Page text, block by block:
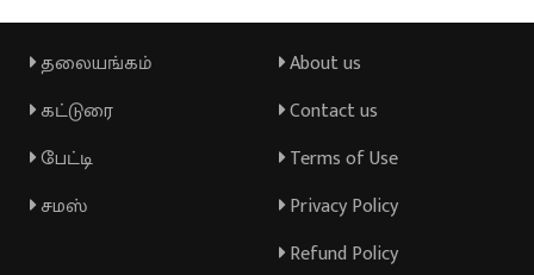
தலையங்கம்
கட்டுரை
பேட்டி
சமஸ்
About us
Contact us
Terms of Use
Privacy Policy
Refund Policy